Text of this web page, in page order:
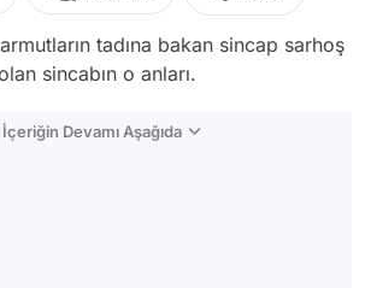
tadına bakan sincap sarhoş
sincabın o anları.
İçeriğin Devamı Aşağıda